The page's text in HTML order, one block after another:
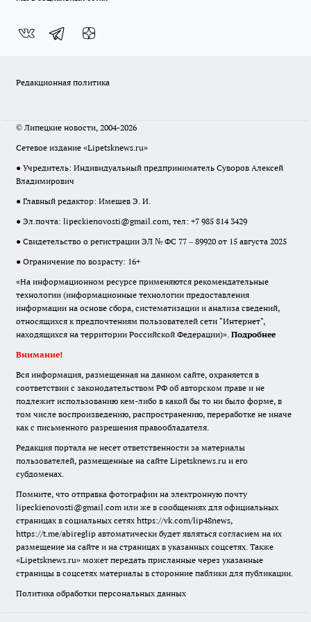
Редакционная политика
© Липецкие новости, 2004-2026
Сетевое издание «Lipetsknews.ru»
● Учредитель: Индивидуальный предприниматель Суворов Алексей
Владимирович
● Главный редактор: Имешев Э. И.
● Эл.почта: lipeckienovosti@gmail.com, тел: +7 985 814 3429
● Свидетельство о регистрации ЭЛ № ФС 77 – 89920 от 15 августа 2025
● Ограничение по возрасту: 16+
«На информационном ресурсе применяются рекомендательные
технологии (информационные технологии предоставления
информации на основе сбора, систематизации и анализа сведений,
относящихся к предпочтениям пользователей сети "Интернет",
находящихся на территории Российской Федерации)». Подробнее
Внимание!
Вся информация, размещенная на данном сайте, охраняется в
соответствии с законодательством РФ об авторском праве и не
подлежит использованию кем-либо в какой бы то ни было форме, в
том числе воспроизведению, распространению, переработке не иначе
как с письменного разрешения правообладателя.
Редакция портала не несет ответственности за материалы
пользователей, размещенные на сайте Lipetsknews.ru и его
субдоменах.
Помните, что отправка фотографии на электронную почту
lipeckienovosti@gmail.com или же в сообщениях для официальных
страницах в социальных сетях https://vk.com/lip48news,
https://t.me/abireglip автоматически будет являться согласием на их
размещение на сайте и на страницах в указанных соцсетях. Также
«Lipetsknews.ru» может передать присланные через указанные
страницы в соцсетях материалы в сторонние паблики для публикации.
Политика обработки персональных данных